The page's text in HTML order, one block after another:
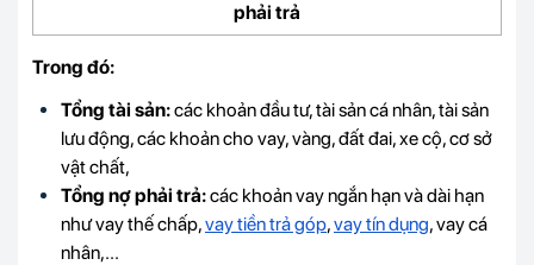
phải trả
Trong đó:
Tổng tài sản:các khoản đầu tư, tài sản cá nhân, tài sản
lưu động, các khoản cho vay, vàng, đất đai, xe cộ, cơ sở
vật chất,
Tổng nợ phải trả:các khoản vay ngắn hạn và dài hạn
như vay thế chấp,vay tiền trả góp,vay tín dụng, vay cá
nhân,...